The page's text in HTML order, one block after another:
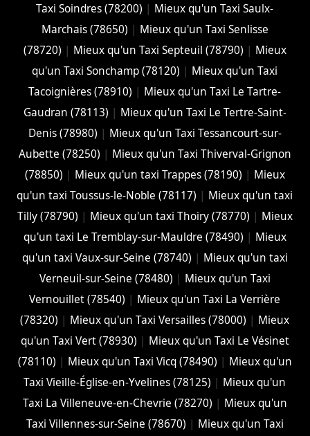
Taxi Soindres (78200) | Mieux qu'un Taxi Saulx-
Marchais (78650) | Mieux qu'un Taxi Senlisse
(78720) | Mieux qu'un Taxi Septeuil (78790) | Mieux
qu'un Taxi Sonchamp (78120) | Mieux qu'un Taxi
Tacoignières (78910) | Mieux qu'un Taxi Le Tartre-
Gaudran (78113) | Mieux qu'un Taxi Le Tertre-Saint-
Denis (78980) | Mieux qu'un Taxi Tessancourt-sur-
Aubette (78250) | Mieux qu'un Taxi Thiverval-Grignon
(78850) | Mieux qu'un taxi Trappes (78190) | Mieux
qu'un taxi Toussus-le-Noble (78117) | Mieux qu'un taxi
Tilly (78790) | Mieux qu'un taxi Thoiry (78770) | Mieux
qu'un taxi Le Tremblay-sur-Mauldre (78490) | Mieux
qu'un taxi Vaux-sur-Seine (78740) | Mieux qu'un taxi
Verneuil-sur-Seine (78480) | Mieux qu'un Taxi
Vernouillet (78540) | Mieux qu'un Taxi La Verrière
(78320) | Mieux qu'un Taxi Versailles (78000) | Mieux
qu'un Taxi Vert (78930) | Mieux qu'un Taxi Le Vésinet
(78110) | Mieux qu'un Taxi Vicq (78490) | Mieux qu'un
Taxi Vieille-Église-en-Yvelines (78125) | Mieux qu'un
Taxi La Villeneuve-en-Chevrie (78270) | Mieux qu'un
Taxi Villennes-sur-Seine (78670) | Mieux qu'un Taxi